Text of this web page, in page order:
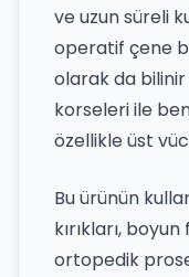
ve uzun süreli
operatif çene
olarak da
korseleri ile
özellikle üst
Bu ürünün
kırıkları,
ortopedik